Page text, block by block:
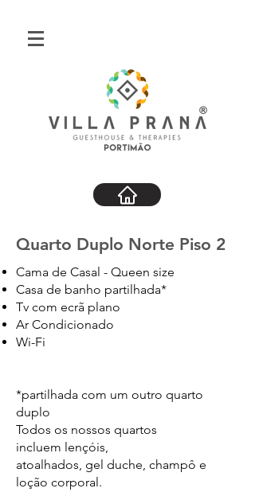
Quarto Duplo Norte Piso 2
Cama de Casal - Queen size
Casa de banho partilhada*
Tv com ecrã plano
Ar Condicionado
Wi-Fi
*partilhada com um outro quarto
duplo
Todos os nossos quartos
incluem lençóis,
atoalhados, gel duche, champô e
loção corporal.